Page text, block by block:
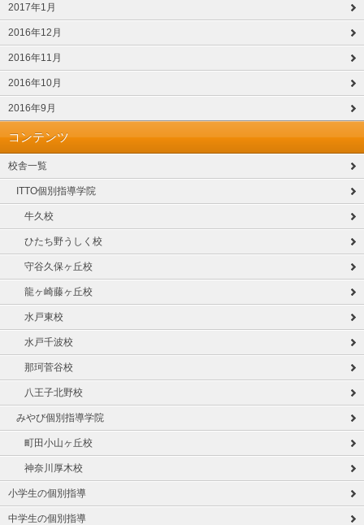
2017年1月
2016年12月
2016年11月
2016年10月
2016年9月
コンテンツ
校舎一覧
ITTO個別指導学院
牛久校
ひたち野うしく校
守谷久保ヶ丘校
龍ヶ崎藤ヶ丘校
水戸東校
水戸千波校
那珂菅谷校
八王子北野校
みやび個別指導学院
町田小山ヶ丘校
神奈川厚木校
小学生の個別指導
中学生の個別指導